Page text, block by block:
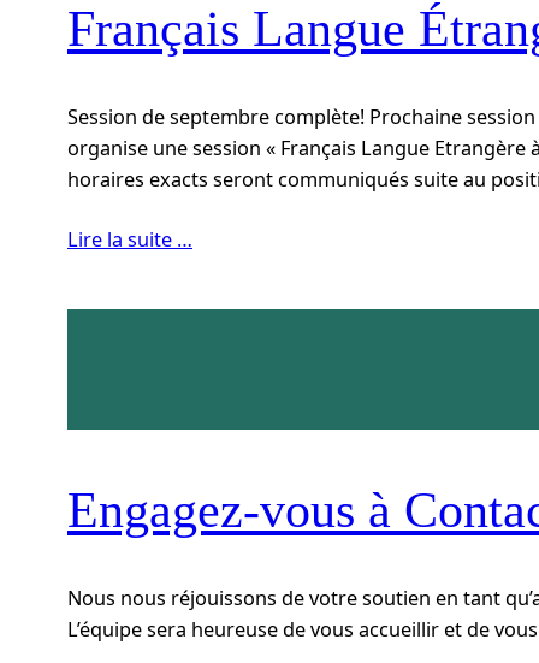
Français Langue
Session de septembre complète! Prochaine
organise une session « Français Langue
horaires exacts seront communiqués suite au
Lire la suite …
Engagez-vous à
Nous nous réjouissons de votre soutien en tant
L’équipe sera heureuse de vous accueillir et de